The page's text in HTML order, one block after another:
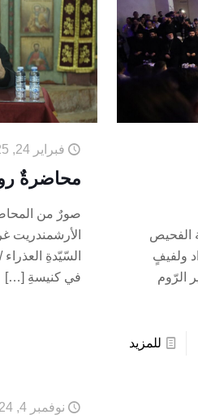
الفحيص
ولفيفٍ
الرّوم
للمزيد
فبراير 24, 2025
محاضرةٌ
صورٌ من
الأرشمندريت
السّيّدةِ
في كنيسةِ […]
نوفمبر 4, 2024